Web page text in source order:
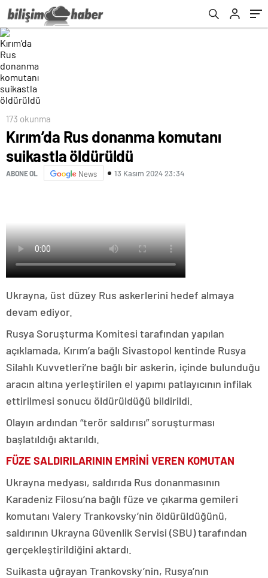
173 okunma
Kırım’da Rus donanma komutanı
suikastla öldürüldü
ABONE OL News 13 Kasım 2024 23:34
Ukrayna, üst düzey Rus askerlerini hedef almaya
devam ediyor.
Rusya Soruşturma Komitesi tarafından yapılan
açıklamada, Kırım’a bağlı Sivastopol kentinde Rusya
Silahlı Kuvvetleri’ne bağlı bir askerin, içinde bulunduğu
aracın altına yerleştirilen el yapımı patlayıcının infilak
ettirilmesi sonucu öldürüldüğü bildirildi.
Olayın ardından “terör saldırısı” soruşturması
başlatıldığı aktarıldı.
FÜZE SALDIRILARININ EMRİNİ VEREN KOMUTAN
Ukrayna medyası, saldırıda Rus donanmasının
Karadeniz Filosu’na bağlı füze ve çıkarma gemileri
komutanı Valery Trankovsky’nin öldürüldüğünü,
saldırının Ukrayna Güvenlik Servisi (SBU) tarafından
gerçekleştirildiğini aktardı.
Suikasta uğrayan Trankovsky’nin, Rusya’nın